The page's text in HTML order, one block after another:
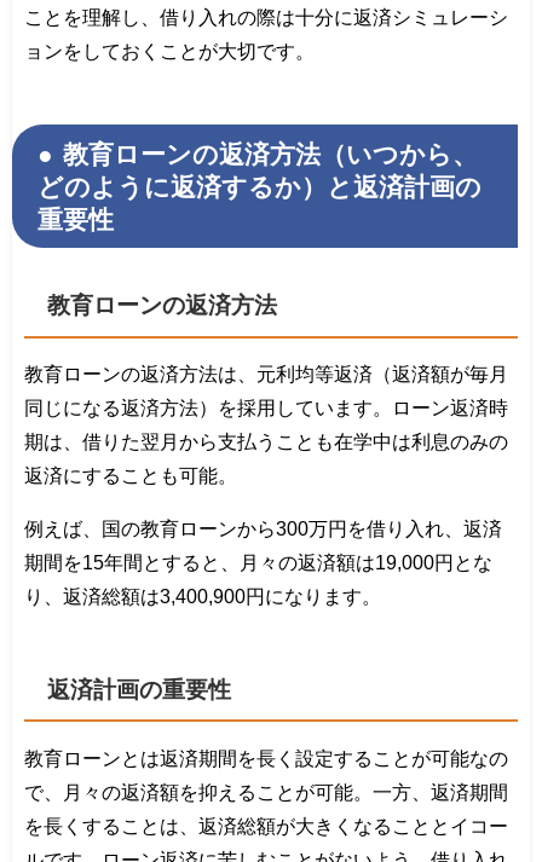
ことを理解し、借り入れの際は十分に返済シミュレーシ
ョンをしておくことが大切です。
教育ローンの返済方法（いつから、
どのように返済するか）と返済計画の
重要性
教育ローンの返済方法
教育ローンの返済方法は、元利均等返済（返済額が毎月
同じになる返済方法）を採用しています。ローン返済時
期は、借りた翌月から支払うことも在学中は利息のみの
返済にすることも可能。
例えば、国の教育ローンから300万円を借り入れ、返済
期間を15年間とすると、月々の返済額は19,000円とな
り、返済総額は3,400,900円になります。
返済計画の重要性
教育ローンとは返済期間を長く設定することが可能なの
で、月々の返済額を抑えることが可能。一方、返済期間
を長くすることは、返済総額が大きくなることとイコー